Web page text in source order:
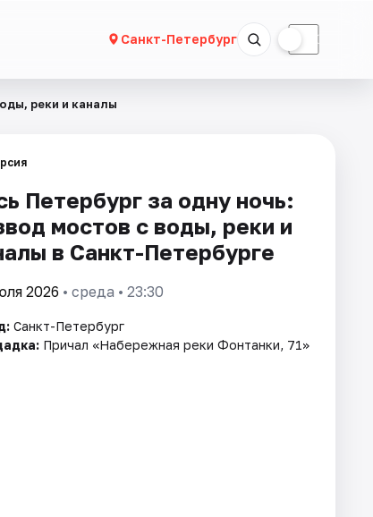
Санкт-Петербург ☾
реки и каналы
Петербург за одну ночь:
мостов с воды, реки и
в Санкт-Петербурге
2026 • среда • 23:30
Санкт-Петербург
Причал «Набережная реки Фонтанки, 71»